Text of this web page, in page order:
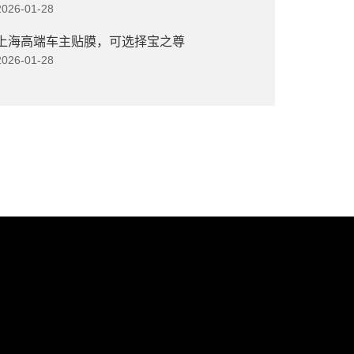
01-28
海高端车主贴膜，可选择宝之尊
01-28